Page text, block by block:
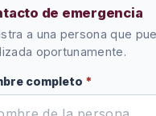
de emergencia
a una persona que pueda ser
localizada oportunamente.
completo *